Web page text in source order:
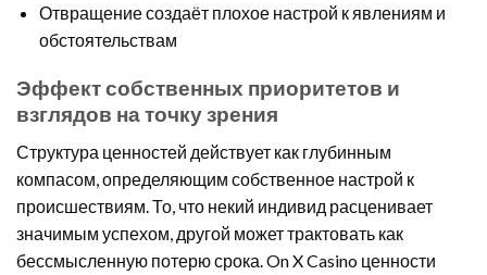
Отвращение создаёт плохое настрой к явлениям и
обстоятельствам
Эффект собственных приоритетов и
взглядов на точку зрения
Структура ценностей действует как глубинным
компасом, определяющим собственное настрой к
происшествиям. То, что некий индивид расценивает
значимым успехом, другой может трактовать как
бессмысленную потерю срока. On X Casino ценности